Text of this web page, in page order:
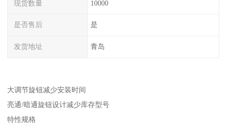
现货数量 10000
是否售后 是
发货地址 青岛
大调节旋钮减少安装时间
亮通/暗通旋钮设计减少库存型号
特性规格